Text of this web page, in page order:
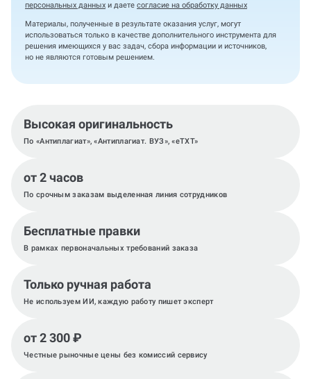
персональных данных и даете согласие на обработку данных
Материалы, полученные в результате оказания услуг, могут
использоваться только в качестве дополнительного инструмента для
решения имеющихся у вас задач, сбора информации и источников,
но не являются готовым решением.
Высокая оригинальность
По «Антиплагиат», «Антиплагиат. ВУЗ», «eTXT»
от 2 часов
По срочным заказам выделенная линия сотрудников
Бесплатные правки
В рамках первоначальных требований заказа
Только ручная работа
Не используем ИИ, каждую работу пишет эксперт
от 2 300 ₽
Честные рыночные цены без комиссий сервису